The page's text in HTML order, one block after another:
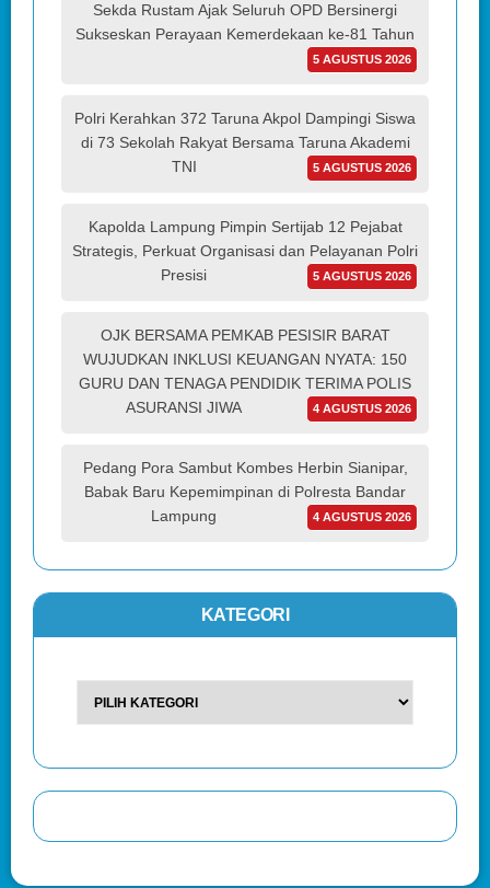
Sekda Rustam Ajak Seluruh OPD Bersinergi
Sukseskan Perayaan Kemerdekaan ke-81 Tahun
5 AGUSTUS 2026
Polri Kerahkan 372 Taruna Akpol Dampingi Siswa
di 73 Sekolah Rakyat Bersama Taruna Akademi
TNI
5 AGUSTUS 2026
Kapolda Lampung Pimpin Sertijab 12 Pejabat
Strategis, Perkuat Organisasi dan Pelayanan Polri
Presisi
5 AGUSTUS 2026
OJK BERSAMA PEMKAB PESISIR BARAT
WUJUDKAN INKLUSI KEUANGAN NYATA: 150
GURU DAN TENAGA PENDIDIK TERIMA POLIS
ASURANSI JIWA
4 AGUSTUS 2026
Pedang Pora Sambut Kombes Herbin Sianipar,
Babak Baru Kepemimpinan di Polresta Bandar
Lampung
4 AGUSTUS 2026
KATEGORI